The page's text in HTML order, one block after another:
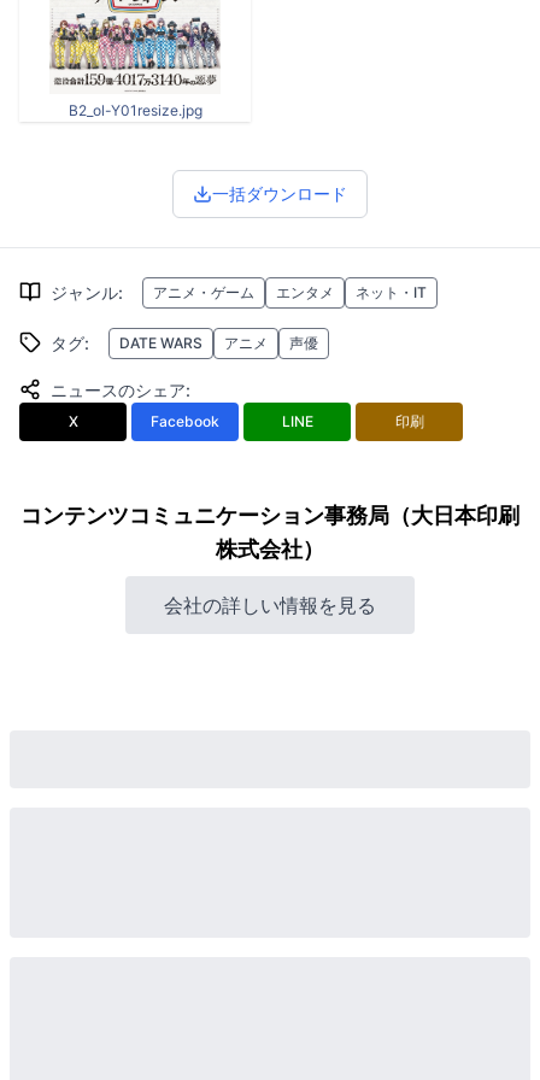
B2_ol-Y01resize.jpg
一括ダウンロード
ジャンル: アニメ・ゲーム エンタメ ネット・IT
タグ: DATE WARS アニメ 声優
ニュースのシェア:
X Facebook LINE 印刷
コンテンツコミュニケーション事務局（大日本印刷
株式会社）
会社の詳しい情報を見る